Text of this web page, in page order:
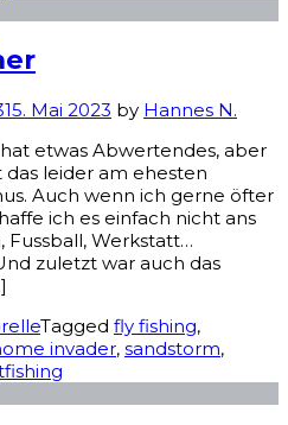
15. Mai 2023 by Hannes N.
hat etwas Abwertendes, aber
leider am ehesten
Auch wenn ich gerne öfter
ich es einfach nicht ans
Fussball, Werkstatt…
zuletzt war auch das
Tagged fly fishing,
invader, sandstorm,